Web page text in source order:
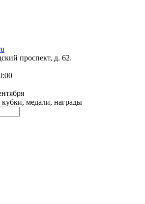
проспект, д. 62.
медали, награды